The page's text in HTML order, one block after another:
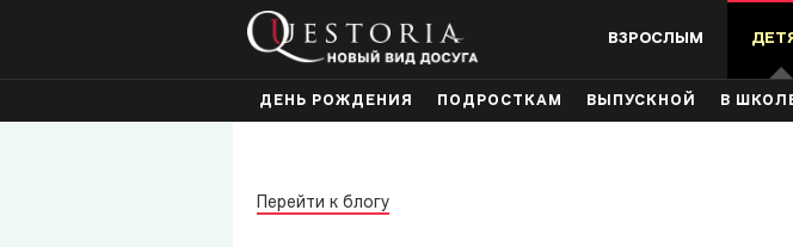
ВЗРОСЛЫМ
ДЕНЬ РОЖДЕНИЯ ПОДРОСТКАМ ВЫПУСКНОЙ В
Перейти к блогу